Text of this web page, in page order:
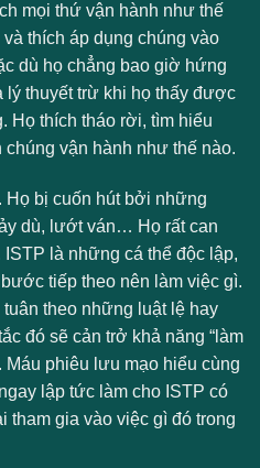
mọi thứ vận hành như thế
thích áp dụng chúng vào
dù họ chẳng bao giờ hứng
thuyết trừ khi họ thấy được
Họ thích tháo rời, tìm hiểu
vận hành như thế nào.
Họ bị cuốn hút bởi những
dù, lướt ván… Họ rất can
là những cá thể độc lập,
tiếp theo nên làm việc gì.
theo những luật lệ hay
đó sẽ cản trở khả năng “làm
Máu phiêu lưu mạo hiểu cùng
lập tức làm cho ISTP có
tham gia vào việc gì đó trong